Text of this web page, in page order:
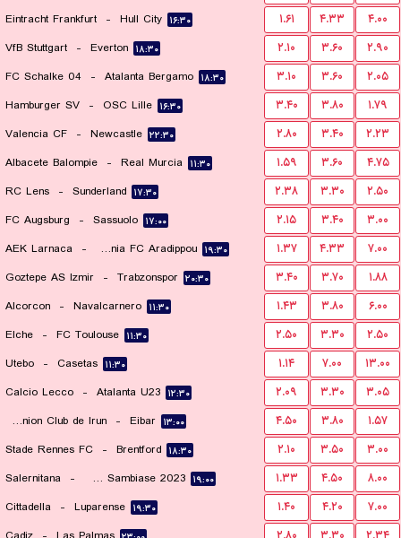
Eintracht Frankfurt - Hull City ۱۶:۳۰ ۱.۶۱ ۴.۳۳
۴.۰۰
VfB Stuttgart - Everton ۱۸:۳۰ ۲.۱۰ ۳.۶۰
۲.۹۰
FC Schalke 04 - Atalanta Bergamo ۱۸:۳۰ ۳.۱۰ ۳.۶۰
۲.۰۵
Hamburger SV - OSC Lille ۱۶:۳۰ ۳.۴۰ ۳.۸۰
۱.۷۹
Valencia CF - Newcastle ۲۲:۳۰ ۲.۸۰ ۳.۴۰
۲.۲۳
Albacete Balompie - Real Murcia ۱۱:۳۰ ۱.۵۹ ۳.۶۰
۴.۷۵
RC Lens - Sunderland ۱۷:۳۰ ۲.۳۸ ۳.۳۰
۲.۵۰
FC Augsburg - Sassuolo ۱۷:۰۰ ۲.۱۵ ۳.۴۰
۳.۰۰
AEK Larnaca - Omonia FC Aradippou ۱۹:۳۰ ۱.۳۷ ۴.۳۳
۷.۰۰
Goztepe AS Izmir - Trabzonspor ۲۰:۳۰ ۳.۴۰ ۳.۷۰
۱.۸۸
Alcorcon - Navalcarnero ۱۱:۳۰ ۱.۴۳ ۳.۸۰
۶.۰۰
Elche - FC Toulouse ۱۱:۳۰ ۲.۵۰ ۳.۳۰
۲.۵۰
Utebo - Casetas ۱۱:۳۰ ۱.۱۴ ۷.۰۰
۱۳.۰۰
Calcio Lecco - Atalanta U23 ۱۲:۳۰ ۲.۰۹ ۳.۳۰
۳.۰۵
Real Union Club de Irun
- Eibar ۱۳:۰۰ ۴.۵۰ ۳.۸۰
۱.۵۷
Stade Rennes FC - Brentford ۱۸:۳۰ ۲.۱۰ ۳.۵۰
۳.۰۰
Salernitana - ASD Sambiase 2023 ۱۹:۰۰ ۱.۳۳ ۴.۵۰
۸.۰۰
Cittadella - Luparense ۱۹:۳۰ ۱.۴۰ ۴.۲۰
۷.۰۰